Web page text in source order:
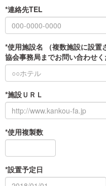
*連絡先TEL
*使用施設名 （複数施設に設置
協会事務局までお問い合わせく
*施設ＵＲＬ
*使用複製数
*設置予定日